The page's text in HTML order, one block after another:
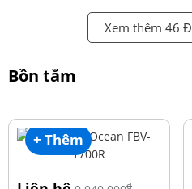
Xem thêm 46
Bồn tắm
+ Thêm
đ